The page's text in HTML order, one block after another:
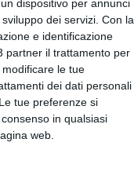
dispositivo per annunci
dei servizi. Con la
e identificazione
partner il trattamento per
le tue
dei dati personali
tue preferenze si
in qualsiasi
web.